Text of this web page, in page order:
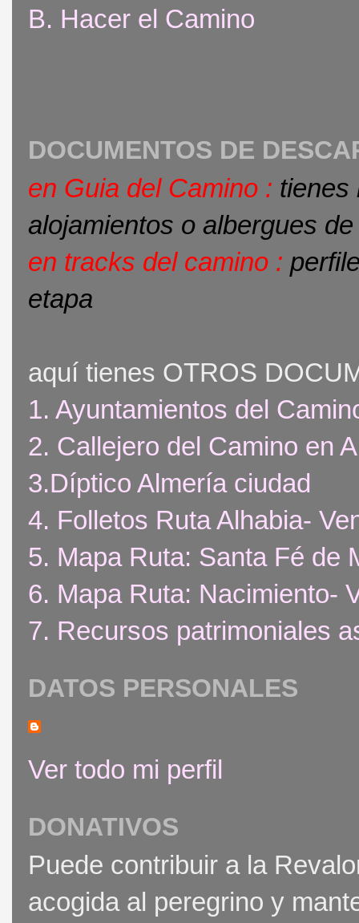
B. Hacer el Camino
DOCUMENTOS DE
en Guia del Camino : tienes
alojamientos o albergues
en tracks del camino :
etapa
aquí tienes OTROS
1. Ayuntamientos del
2. Callejero del Camino en
3.Díptico Almería ciudad
4. Folletos Ruta Alhabia-
5. Mapa Ruta: Santa Fé de
6. Mapa Ruta: Nacimiento-
7. Recursos patrimoniales
DATOS PERSONALES
Ver todo mi perfil
DONATIVOS
Puede contribuir a la
acogida al peregrino y